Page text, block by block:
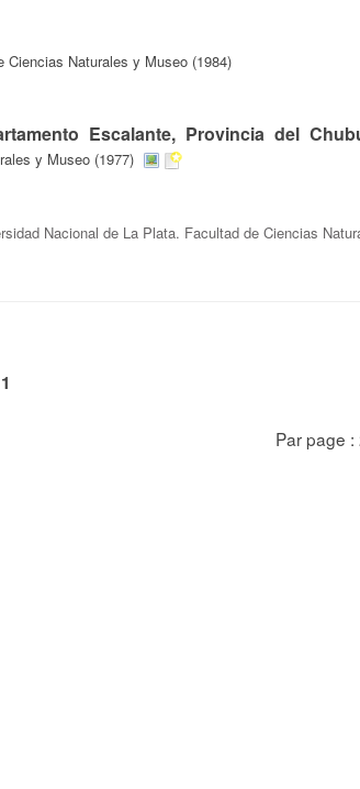
Ciencias Naturales y Museo (1984)
Escalante, Provincia del
y Museo (1977)
Nacional de La Plata. Facultad de Ciencias
1
Par page :